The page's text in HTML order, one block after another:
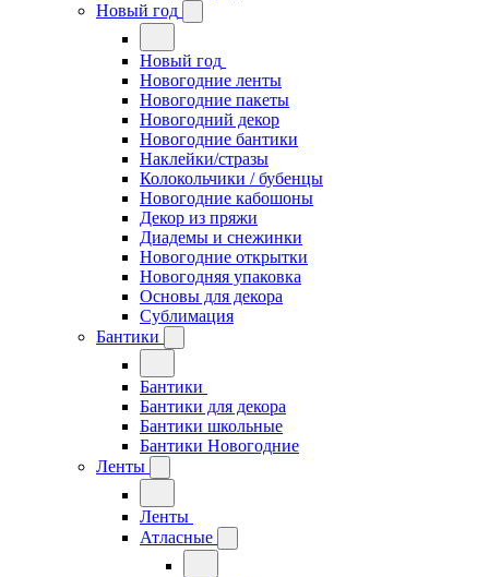
Новый год
Новый год
Новогодние ленты
Новогодние пакеты
Новогодний декор
Новогодние бантики
Наклейки/стразы
Колокольчики / бубенцы
Новогодние кабошоны
Декор из пряжи
Диадемы и снежинки
Новогодние открытки
Новогодняя упаковка
Основы для декора
Сублимация
Бантики
Бантики
Бантики для декора
Бантики школьные
Бантики Новогодние
Ленты
Ленты
Атласные